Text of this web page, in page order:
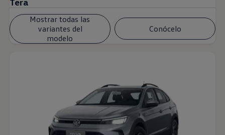
Mostrar todas las
variantes del
modelo
Conócelo